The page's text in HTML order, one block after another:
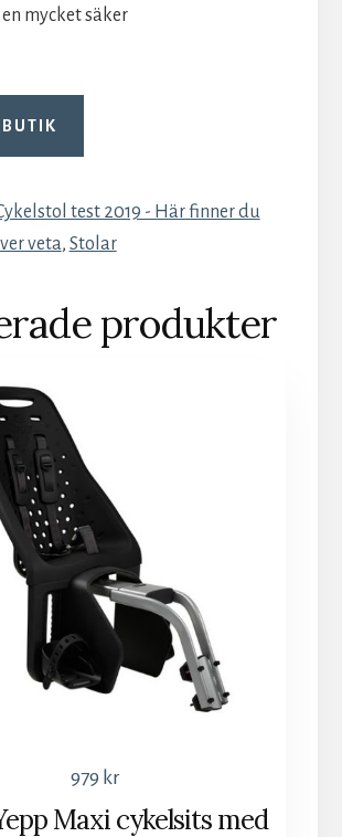
mycket säker
test 2019 - Här finner du
veta, Stolar
produkter
979 kr
Maxi cykelsits med